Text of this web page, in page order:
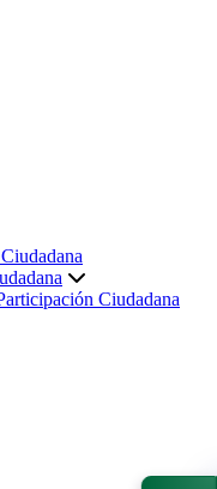
Ciudadana